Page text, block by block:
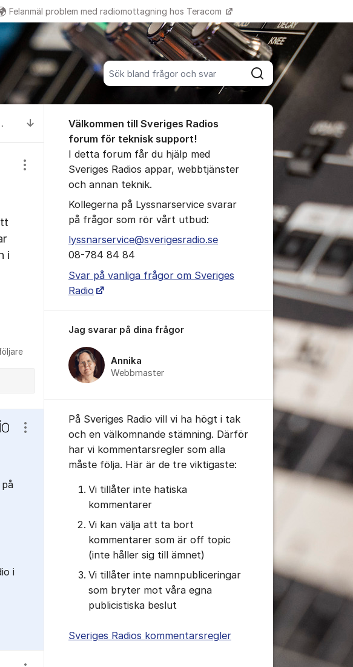
Sök bland alla inlägg
Sök
Felanmäl problem med radiomottagning hos Teracom Fler supportlänkar
Till senaste kommentaren
Visa/dölj inställningar för inlägg/kommentar
i
i
Visa/dölj inställningar för inlägg/kommentar
Välkommen till Sveriges Radios
forum för teknisk support!
I detta forum får du hjälp med
Sveriges Radios appar, webbtjänster
och annan teknik.
Kollegerna på Lyssnarservice svarar
på frågor som rör vårt utbud:
lyssnarservice@sverigesradio.se
08-784 84 84
Svar på vanliga frågor om Sveriges
Radio
Jag svarar på dina frågor
Annika
Webbmaster
På Sveriges Radio vill vi ha högt i tak
och en välkomnande stämning. Därför
har vi kommentarsregler som alla
måste följa. Här är de tre viktigaste:
Vi tillåter inte hatiska
kommentarer
Vi kan välja att ta bort
kommentarer som är off topic
(inte håller sig till ämnet)
Vi tillåter inte namnpubliceringar
som bryter mot våra egna
publicistiska beslut
Sveriges Radios kommentarsregler